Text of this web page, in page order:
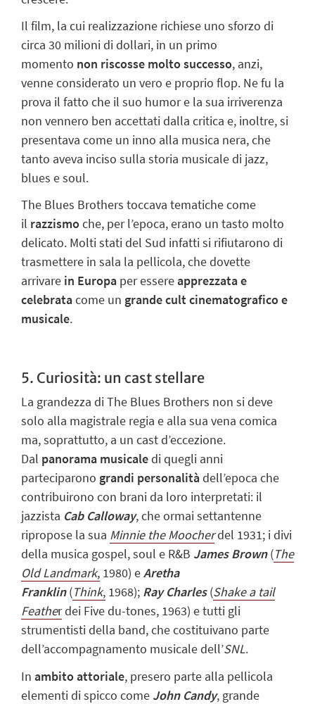
Il film, la cui realizzazione richiese uno sforzo di
circa 30 milioni di dollari, in un primo
momento non riscosse molto successo, anzi,
venne considerato un vero e proprio flop. Ne fu la
prova il fatto che il suo humor e la sua irriverenza
non vennero ben accettati dalla critica e, inoltre, si
presentava come un inno alla musica nera, che
tanto aveva inciso sulla storia musicale di jazz,
blues e soul.
The Blues Brothers toccava tematiche come
il razzismoche, per l’epoca, erano un tasto molto
delicato. Molti stati del Sud infatti si rifiutarono di
trasmettere in sala la pellicola, che dovette
arrivare in Europa per essereapprezzata e
celebratacome un grande cult cinematografico e
musicale.
5. Curiosità: un cast stellare
La grandezza di The Blues Brothers non si deve
solo alla magistrale regia e alla sua vena comica
ma, soprattutto, a un cast d’eccezione.
Dal panorama musicaledi quegli anni
parteciparono grandi personalitàdell’epoca che
contribuirono con brani da loro interpretati: il
jazzista Cab Calloway, che ormai settantenne
ripropose la sua Minnie the Moocherdel 1931; i divi
della musica gospel, soul e R&B James Brown(The
Old Landmark, 1980) eAretha
Franklin(Think, 1968); Ray Charles(Shake a tail
Featherdei Five du-tones, 1963) e tutti gli
strumentisti della band, che costituivano parte
dell’accompagnamento musicale dell’SNL.
In ambito attoriale, presero parte alla pellicola
elementi di spicco come John Candy, grande